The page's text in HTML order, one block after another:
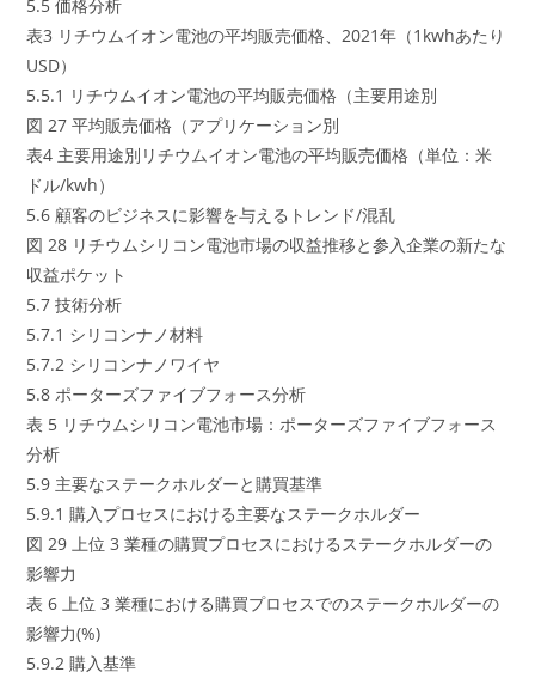
5.5 価格分析
表3 リチウムイオン電池の平均販売価格、2021年（1kwhあたり
USD）
5.5.1 リチウムイオン電池の平均販売価格（主要用途別
図 27 平均販売価格（アプリケーション別
表4 主要用途別リチウムイオン電池の平均販売価格（単位：米
ドル/kwh）
5.6 顧客のビジネスに影響を与えるトレンド/混乱
図 28 リチウムシリコン電池市場の収益推移と参入企業の新たな
収益ポケット
5.7 技術分析
5.7.1 シリコンナノ材料
5.7.2 シリコンナノワイヤ
5.8 ポーターズファイブフォース分析
表 5 リチウムシリコン電池市場：ポーターズファイブフォース
分析
5.9 主要なステークホルダーと購買基準
5.9.1 購入プロセスにおける主要なステークホルダー
図 29 上位 3 業種の購買プロセスにおけるステークホルダーの
影響力
表 6 上位 3 業種における購買プロセスでのステークホルダーの
影響力(%)
5.9.2 購入基準